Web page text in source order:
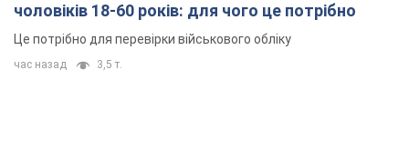
чоловіків 18-60 років: для чого це потрібно
Це потрібно для перевірки військового обліку
час назад 3,5 т.